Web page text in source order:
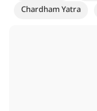
Chardham Yatra